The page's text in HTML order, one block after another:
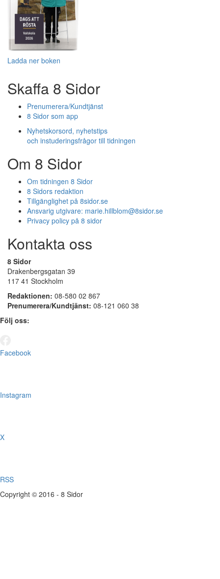
Ladda ner boken
Skaffa 8 Sidor
Prenumerera/Kundtjänst
8 Sidor som app
Nyhetskorsord, nyhetstips
och instuderingsfrågor till tidningen
Om 8 Sidor
Om tidningen 8 Sidor
8 Sidors redaktion
Tillgänglighet på 8sidor.se
Ansvarig utgivare: marie.hillblom@8sidor.se
Privacy policy på 8 sidor
Kontakta oss
8 Sidor
Drakenbergsgatan 39
117 41 Stockholm
Redaktionen: 08-580 02 867
Prenumerera/Kundtjänst: 08-121 060 38
Följ oss:
Facebook
Instagram
X
RSS
Copyright © 2016 - 8 Sidor